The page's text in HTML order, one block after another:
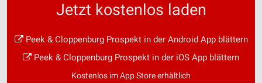
Jetzt kostenlos laden
Peek & Cloppenburg Prospekt in der Android App blättern
Peek & Cloppenburg Prospekt in der iOS App blättern
Kostenlos im App Store erhältlich